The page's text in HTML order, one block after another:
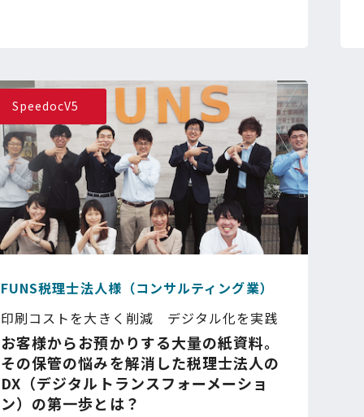
SpeedocV5
FUNS税理士法人様（コンサルティング業）
印刷コストを大きく削減 デジタル化を実践
お客様からお預かりする大量の紙資料。
その保管の悩みを解消した税理士法人の
DX（デジタルトランスフォーメーショ
ン）の第一歩とは？